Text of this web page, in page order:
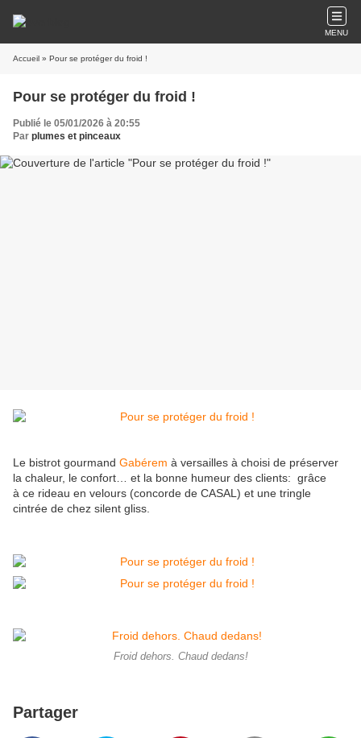
MENU
Accueil » Pour se protéger du froid !
Pour se protéger du froid !
Publié le 05/01/2026 à 20:55
Par plumes et pinceaux
Le bistrot gourmand Gabérem à versailles à choisi de préserver
la chaleur, le confort… et la bonne humeur des clients: grâce
à ce rideau en velours (concorde de CASAL) et une tringle
cintrée de chez silent gliss.
Froid dehors. Chaud dedans!
Partager